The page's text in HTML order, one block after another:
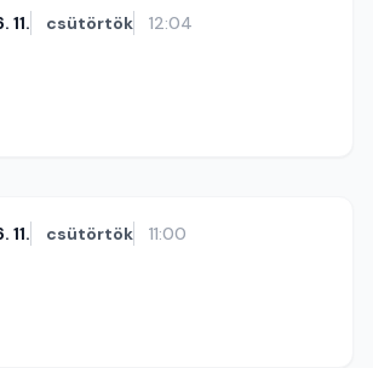
11. csütörtök 12:04
11. csütörtök 11:00